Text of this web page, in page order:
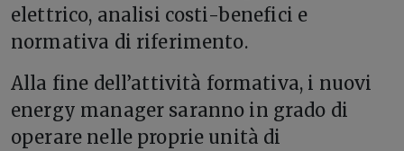
elettrico, analisi costi-benefici e
normativa di riferimento.
Alla fine dell’attività formativa, i nuovi
energy manager saranno in grado di
operare nelle proprie unità di